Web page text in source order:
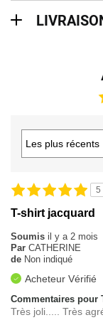
5
T-shirt jacquard
Soumis il y a 2 mois
Par CATHERINE
de Non indiqué
Acheteur Vérifié
Commentaires pour
Très joli..... Très